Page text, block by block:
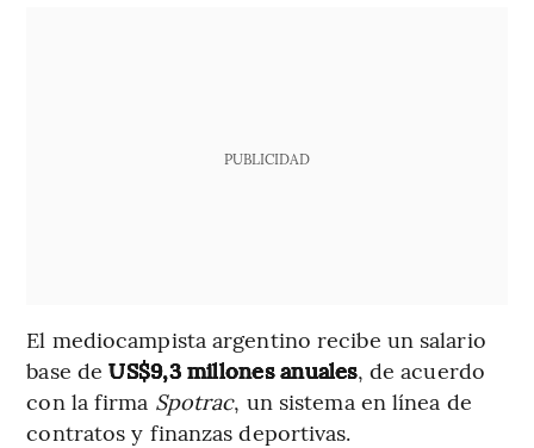
PUBLICIDAD
El mediocampista argentino recibe un salario
base de US$9,3 millones anuales, de acuerdo
con la firma Spotrac, un sistema en línea de
contratos y finanzas deportivas.